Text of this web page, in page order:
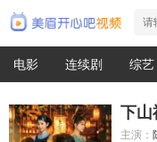
电影 连续剧 综艺
下山
主演：